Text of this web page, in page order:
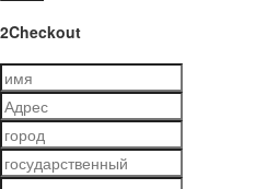
2Checkout